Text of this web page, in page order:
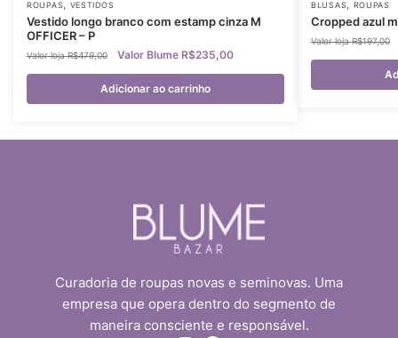
ROUPAS VESTIDOS
Vestido longo branco com estamp cinza M
OFFICER – P
R$479,00 R$235,00
Adicionar ao carrinho
BLUSAS ROUPAS
Cropped azul
R$197,00
Curadoria de roupas novas e seminovas. Uma
empresa que opera dentro do segmento de
maneira consciente e responsável.